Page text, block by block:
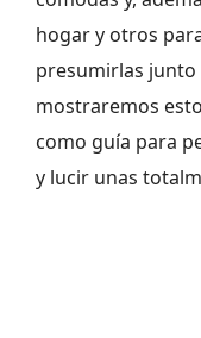
hogar y otros
presumirlas junto
mostraremos
como guía para
y lucir unas